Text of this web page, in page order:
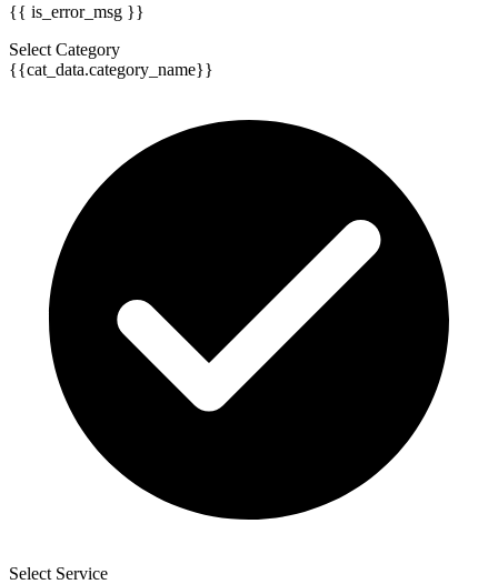
{{ is_error_msg }}
Select Category
{{cat_data.category_name}}
Select Service